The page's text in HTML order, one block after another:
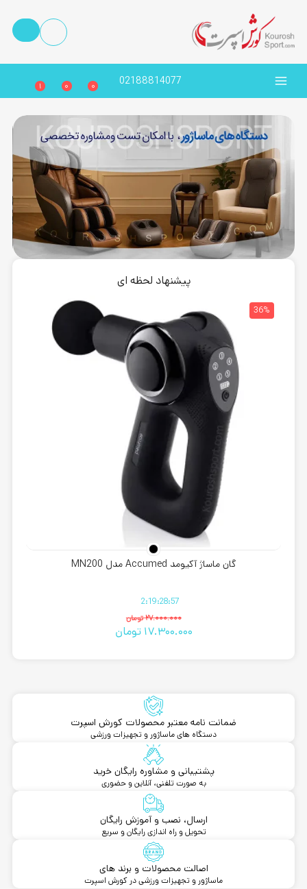
02188814077
0
0
1
پیشنهاد لحظه ای
36%
گان ماساژ آکیومد Accumed مدل MN200
56
:
28
:
19
:
2
27.000.000تومان
قیمت
اصلی17.300.000 تومان
قیمت
فعلی
ضمانت نامه معتبر محصولات کورش اسپرت
دستگاه های ماساژور و تجهیزات ورزشی
پشتیبانی و مشاوره رایگان خرید
به صورت تلفنی، آنلاین و حضوری
ارسال، نصب و آموزش رایگان
تحویل و راه اندازی رایگان و سریع
اصالت محصولات و برند های
ماساژور و تجهیزات ورزشی در کورش اسپرت